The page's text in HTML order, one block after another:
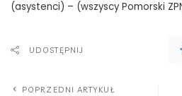
(asystenci) – (wszyscy Pomorski
UDOSTĘPNIJ
POPRZEDNI ARTYKUŁ